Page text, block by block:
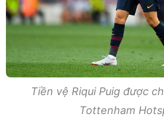
Tiền vệ Riqui Puig được
Tottenham